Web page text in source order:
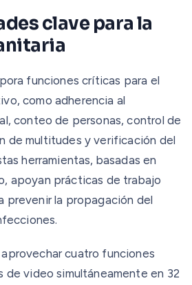
clave para la
funciones críticas para el
como adherencia al
conteo de personas, control de
de multitudes y verificación del
herramientas, basadas en
apoyan prácticas de trabajo
prevenir la propagación del
cuatro funciones
de video simultáneamente en 32